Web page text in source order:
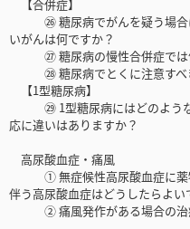
【合併症】
㉖ 糖尿病でがんを疑う場合
いがんは何ですか？
㉗ 糖尿病の慢性合併症では
㉘ 糖尿病でとくに注意すべ
【1型糖尿病】
㉙ 1型糖尿病にはどのよう
応に違いはありますか？
高尿酸血症・痛風
① 無症候性高尿酸血症に薬
伴う高尿酸血症はどうしたらよい
② 痛風発作がある場合の治